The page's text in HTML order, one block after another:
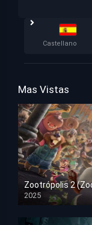
Castellano
Mas Vistas
Zootrópolis 2
2025
HD 1080p